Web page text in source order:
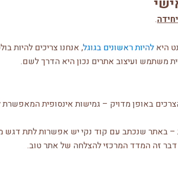
.
היא להיות ראשונים בגוגל, אנחנו צריכים להיות
משתמש ועיצוב אתרים נכון היא הדרך לשם.
באופן מדויק – גמישות אינסופית
– באתר שנכתב עם קוד נקי יש אפשרות לתת דגש
דבר זה המדד המרכזי להצלחה של אתר טוב.